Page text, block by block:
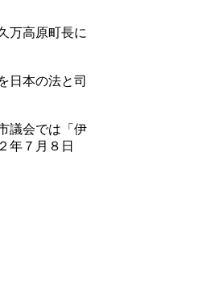
万高原町長に
日本の法と司
議会では「伊
年７月８日